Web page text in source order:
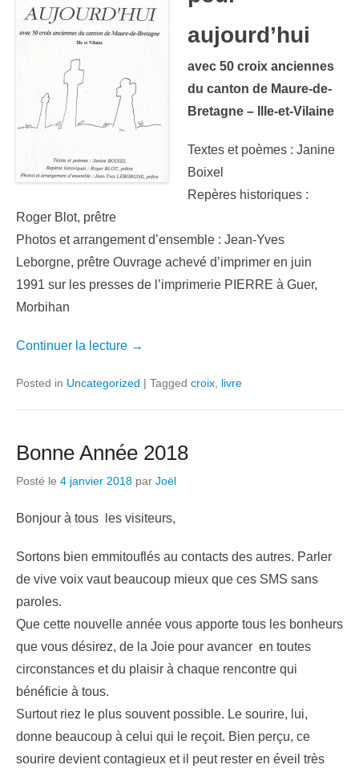
aujourd’hui
avec 50 croix anciennes
du canton de Maure-de-
Bretagne – Ille-et-Vilaine
Textes et poèmes : Janine
Boixel
Repères historiques :
Roger Blot, prêtre
Photos et arrangement d’ensemble : Jean-Yves
Leborgne, prêtre Ouvrage achevé d’imprimer en juin
1991 sur les presses de l’imprimerie PIERRE à Guer,
Morbihan
Continuer la lecture →
Posted in Uncategorized | Tagged croix livre
Bonne Année 2018
Posté le 4 janvier 2018 par Joël
Bonjour à tous les visiteurs,
Sortons bien emmitouflés au contacts des autres. Parler
de vive voix vaut beaucoup mieux que ces SMS sans
paroles.
Que cette nouvelle année vous apporte tous les bonheurs
que vous désirez, de la Joie pour avancer en toutes
circonstances et du plaisir à chaque rencontre qui
bénéficie à tous.
Surtout riez le plus souvent possible. Le sourire, lui,
donne beaucoup à celui qui le reçoit. Bien perçu, ce
sourire devient contagieux et il peut rester en éveil très